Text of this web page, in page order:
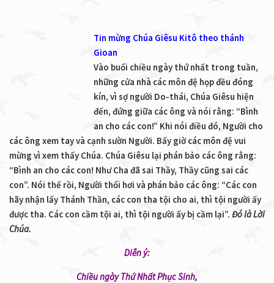
Tin mừng Chúa Giêsu Kitô theo thánh
Gioan
Vào buổi chiều ngày thứ nhất trong tuần,
những cửa nhà các môn đệ họp đều đóng
kín, vì sợ người Do-thái, Chúa Giêsu hiện
đến, đứng giữa các ông và nói rằng: “Bình
an cho các con!” Khi nói điều đó, Người cho
các ông xem tay và cạnh sườn Người. Bấy giờ các môn đệ vui
mừng vì xem thấy Chúa. Chúa Giêsu lại phán bảo các ông rằng:
“Bình an cho các con! Như Cha đã sai Thầy, Thầy cũng sai các
con”. Nói thế rồi, Người thổi hơi và phán bảo các ông: “Các con
hãy nhận lấy Thánh Thần, các con tha tội cho ai, thì tội người ấy
được tha. Các con cầm tội ai, thì tội người ấy bị cầm lại”. Đó là Lời
Chúa.
Diễn ý:
Chiều ngày Thứ Nhất Phục Sinh,